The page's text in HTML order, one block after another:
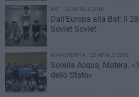
BAT - 27 APRILE 2016
Dall'Europa alla Bat: il
Soviet Soviet
MARGHERITA - 23 APRILE 2016
Sorella Acqua, Matera:
dello Stato»